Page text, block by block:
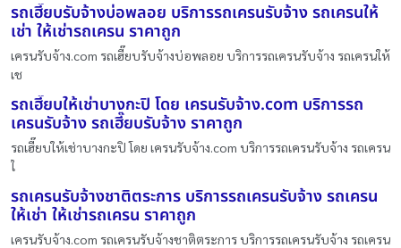
รถเฮี๊ยบรับจ้างบ่อพลอย บริการรถเครนรับจ้าง รถเครนให้
เช่า ให้เช่ารถเครน ราคาถูก
เครนรับจ้าง.com รถเฮี๊ยบรับจ้างบ่อพลอย บริการรถเครนรับจ้าง รถเครนให้
เช
รถเฮี๊ยบให้เช่าบางกะปิ โดย เครนรับจ้าง.com บริการรถ
เครนรับจ้าง รถเฮี๊ยบรับจ้าง ราคาถูก
รถเฮี๊ยบให้เช่าบางกะปิ โดย เครนรับจ้าง.com บริการรถเครนรับจ้าง รถเครน
ใ
รถเครนรับจ้างชาติตระการ บริการรถเครนรับจ้าง รถเครน
ให้เช่า ให้เช่ารถเครน ราคาถูก
เครนรับจ้าง.com รถเครนรับจ้างชาติตระการ บริการรถเครนรับจ้าง รถเครน